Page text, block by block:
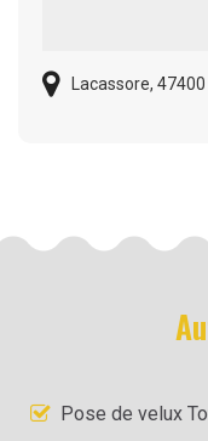
Lacassore,
Pose de velux